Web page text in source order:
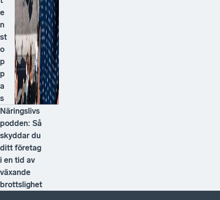
e
n
st
o
p
p
a
s
Näringslivs
podden: Så
skyddar du
ditt företag
i en tid av
växande
brottslighet